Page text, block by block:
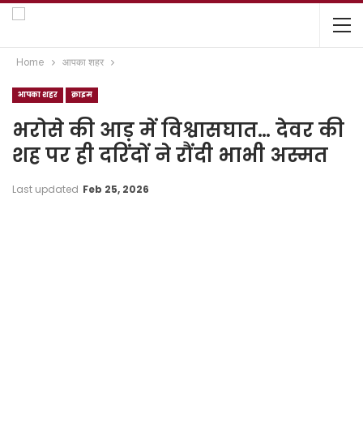
Home आपका शहर
आपका शहर क्राइम
भरोसे की आड़ में विश्वासघात… देवर की
शह पर ही दरिंदों ने रौंदी भाभी अस्मत
Last updated Feb 25, 2026